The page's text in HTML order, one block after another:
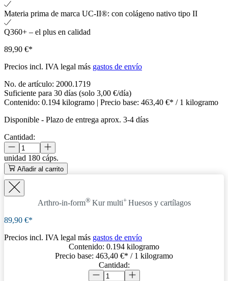
Materia prima de marca UC-II®: con colágeno nativo tipo II
Q360+ – el plus en calidad
89,90 €*
Precios incl. IVA legal más gastos de envío
No. de artículo: 2000.1719
Suficiente para 30 días (solo 3,00 €/día)
Contenido: 0.194 kilogramo | Precio base: 463,40 €* / 1 kilogramo
Disponible - Plazo de entrega aprox. 3-4 días
Cantidad:
unidad 180 cáps.
Añadir al carrito
Arthro-in-form® Kurmulti+ Huesos y cartílagos
89,90 €*
Precios incl. IVA legal más gastos de envío
Contenido: 0.194 kilogramo
Precio base: 463,40 €* / 1 kilogramo
Cantidad: